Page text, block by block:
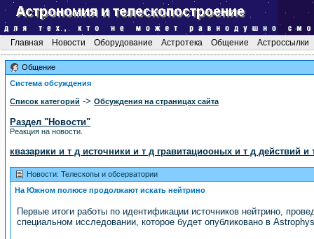
Главная Новости Оборудование Астротека Общение Астроссылки
Общение
Система обсуждения
Список категорий -> Обсуждения на страницах сайта
Раздел "Новости"
Реакция на новости.
квазарики и т д источники и т д гравитациооных и т д действий и
Новости: Телескопы и обсерватории
На Южном полюсе продолжают искать нейтрино
Первые итоги работы по идентификации источников нейтрино,
специальном исследовании, которое будет опубликовано в